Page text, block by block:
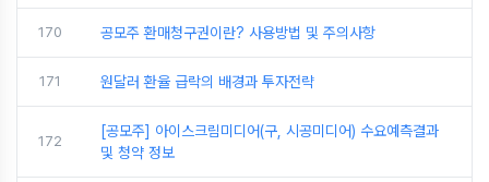
170 공모주 환매청구권이란? 사용방법 및 주의사항
171 원달러 환율 급락의 배경과 투자전략
172
[공모주] 아이스크림미디어(구, 시공미디어) 수요예측결과
및 청약 정보